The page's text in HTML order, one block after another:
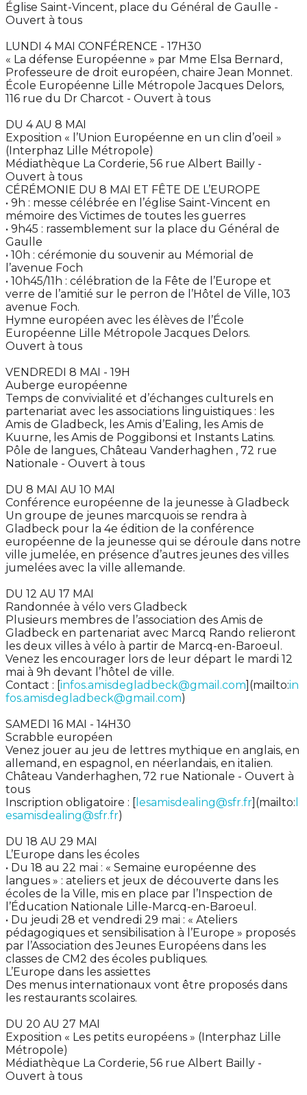
Église Saint-Vincent, place du Général de Gaulle -
Ouvert à tous
LUNDI 4 MAI CONFÉRENCE - 17H30
« La défense Européenne » par Mme Elsa Bernard,
Professeure de droit européen, chaire Jean Monnet.
École Européenne Lille Métropole Jacques Delors,
116 rue du Dr Charcot - Ouvert à tous
DU 4 AU 8 MAI
Exposition « l’Union Européenne en un clin d’oeil »
(Interphaz Lille Métropole)
Médiathèque La Corderie, 56 rue Albert Bailly -
Ouvert à tous
CÉRÉMONIE DU 8 MAI ET FÊTE DE L’EUROPE
• 9h : messe célébrée en l’église Saint-Vincent en
mémoire des Victimes de toutes les guerres
• 9h45 : rassemblement sur la place du Général de
Gaulle
• 10h : cérémonie du souvenir au Mémorial de
l’avenue Foch
• 10h45/11h : célébration de la Fête de l’Europe et
verre de l’amitié sur le perron de l’Hôtel de Ville, 103
avenue Foch.
Hymne européen avec les élèves de l’École
Européenne Lille Métropole Jacques Delors.
Ouvert à tous
VENDREDI 8 MAI - 19H
Auberge européenne
Temps de convivialité et d’échanges culturels en
partenariat avec les associations linguistiques : les
Amis de Gladbeck, les Amis d’Ealing, les Amis de
Kuurne, les Amis de Poggibonsi et Instants Latins.
Pôle de langues, Château Vanderhaghen , 72 rue
Nationale - Ouvert à tous
DU 8 MAI AU 10 MAI
Conférence européenne de la jeunesse à Gladbeck
Un groupe de jeunes marcquois se rendra à
Gladbeck pour la 4e édition de la conférence
européenne de la jeunesse qui se déroule dans notre
ville jumelée, en présence d’autres jeunes des villes
jumelées avec la ville allemande.
DU 12 AU 17 MAI
Randonnée à vélo vers Gladbeck
Plusieurs membres de l’association des Amis de
Gladbeck en partenariat avec Marcq Rando relieront
les deux villes à vélo à partir de Marcq-en-Baroeul.
Venez les encourager lors de leur départ le mardi 12
mai à 9h devant l’hôtel de ville.
Contact : [infos.amisdegladbeck@gmail.com](mailto:in
fos.amisdegladbeck@gmail.com)
SAMEDI 16 MAI - 14H30
Scrabble européen
Venez jouer au jeu de lettres mythique en anglais, en
allemand, en espagnol, en néerlandais, en italien.
Château Vanderhaghen, 72 rue Nationale - Ouvert à
tous
Inscription obligatoire : [ lesamisdealing@sfr.fr](mailto:
esamisdealing@sfr.fr)
DU 18 AU 29 MAI
L’Europe dans les écoles
• Du 18 au 22 mai : « Semaine européenne des
langues » : ateliers et jeux de découverte dans les
écoles de la Ville, mis en place par l’Inspection de
l’Éducation Nationale Lille-Marcq-en-Baroeul.
• Du jeudi 28 et vendredi 29 mai : « Ateliers
pédagogiques et sensibilisation à l’Europe » proposés
par l’Association des Jeunes Européens dans les
classes de CM2 des écoles publiques.
L’Europe dans les assiettes
Des menus internationaux vont être proposés dans
les restaurants scolaires.
DU 20 AU 27 MAI
Exposition « Les petits européens » (Interphaz Lille
Métropole)
Médiathèque La Corderie, 56 rue Albert Bailly -
Ouvert à tous